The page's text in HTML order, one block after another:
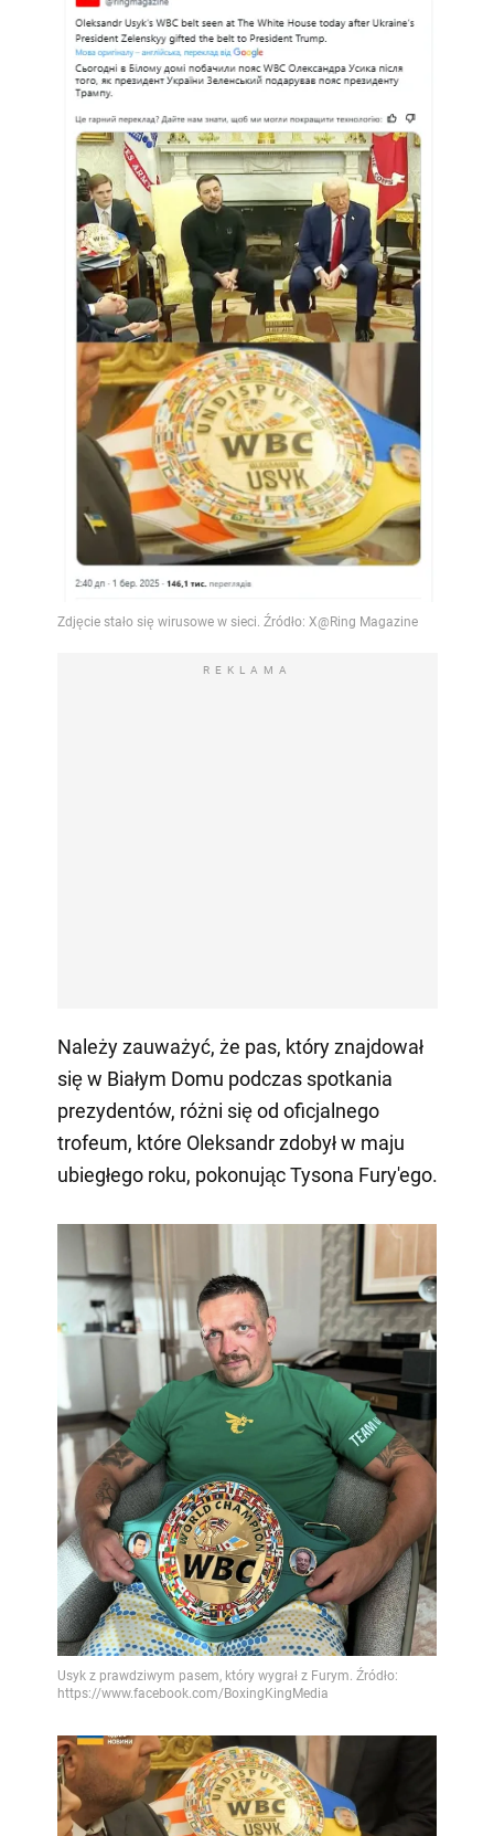
REKLAMA
Należy zauważyć, że pas, który znajdował
się w Białym Domu podczas spotkania
prezydentów, różni się od oficjalnego
trofeum, które Oleksandr zdobył w maju
ubiegłego roku, pokonując Tysona Fury'ego.